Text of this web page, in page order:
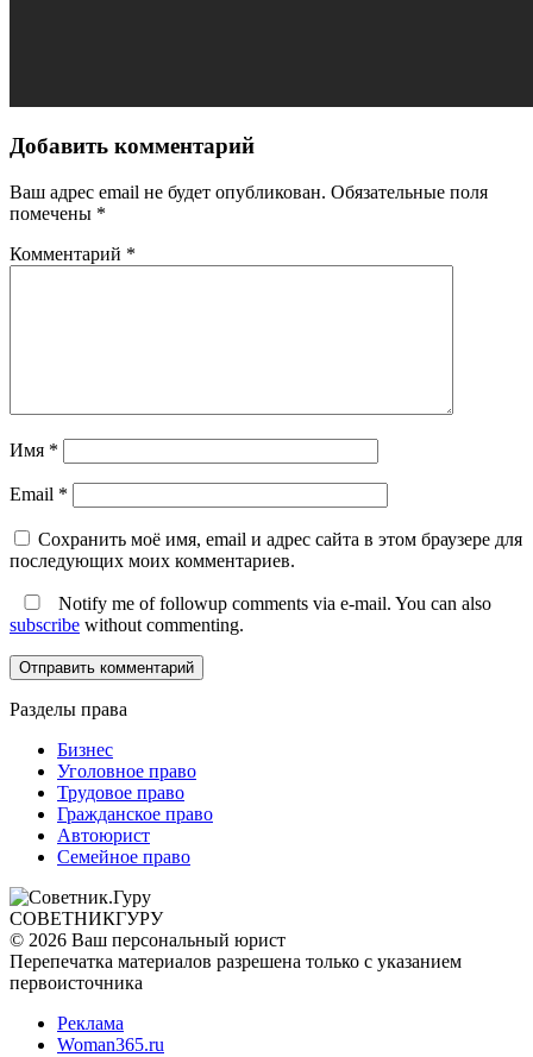
Добавить комментарий
Ваш адрес email не будет опубликован. Обязательные поля
помечены *
Комментарий *
Имя *
Email *
Сохранить моё имя, email и адрес сайта в этом браузере для
последующих моих комментариев.
Notify me of followup comments via e-mail. You can also
subscribe without commenting.
Разделы права
Бизнес
Уголовное право
Трудовое право
Гражданское право
Автоюрист
Семейное право
СОВЕТНИКГУРУ
© 2026 Ваш персональный юрист
Перепечатка материалов разрешена только с указанием
первоисточника
Реклама
Woman365.ru